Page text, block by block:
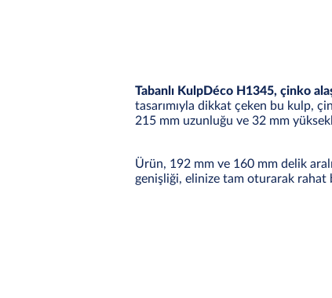
Tabanlı KulpDéco H1345, çinko
tasarımıyla dikkat çeken bu kulp,
215 mm uzunluğu ve 32 mm
Ürün, 192 mm ve 160 mm delik
genişliği, elinize tam oturarak rahat